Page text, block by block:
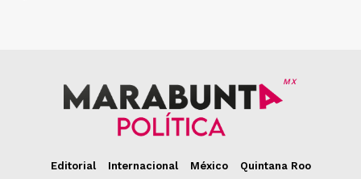
MX
Editorial Internacional México Quintana Roo